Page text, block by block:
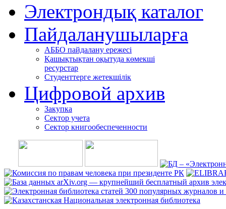
Электрондық каталог
Пайдаланушыларға
АББО пайдалану ережесі
Қашықтықтан оқытуда көмекші
ресурстар
Студенттерге жетекшілік
Цифровой архив
Закупка
Сектор учета
Сектор книгообеспеченности